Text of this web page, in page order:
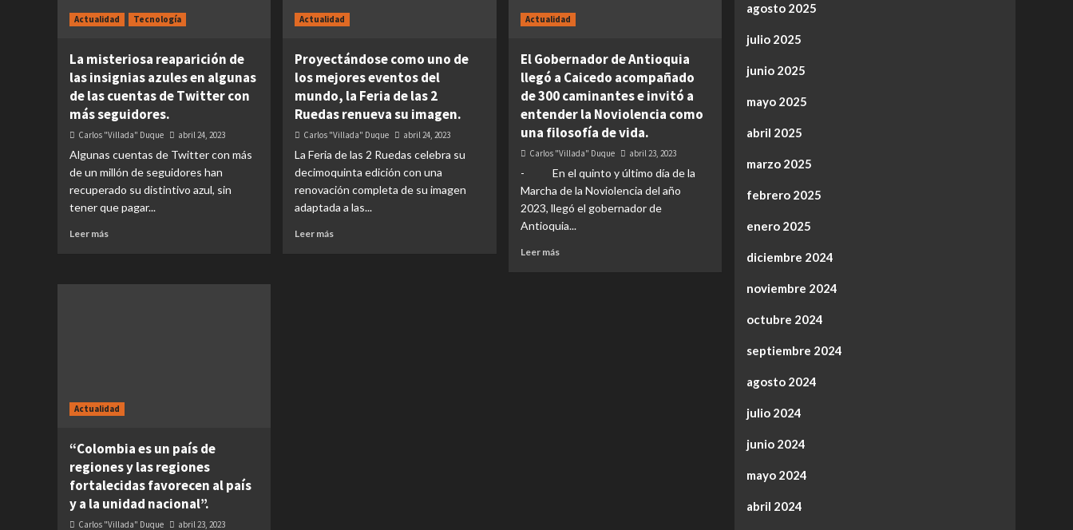
Actualidad Tecnología
La misteriosa reaparición de
las insignias azules en algunas
de las cuentas de Twitter con
más seguidores.
Carlos "Villada" Duque abril 24, 2023
Algunas cuentas de Twitter con más
de un millón de seguidores han
recuperado su distintivo azul, sin
tener que pagar...
Leer más
Actualidad
Proyectándose como uno de
los mejores eventos del
mundo, la Feria de las 2
Ruedas renueva su imagen.
Carlos "Villada" Duque abril 24, 2023
La Feria de las 2 Ruedas celebra su
decimoquinta edición con una
renovación completa de su imagen
adaptada a las...
Leer más
Actualidad
El Gobernador de Antioquia
llegó a Caicedo acompañado
de 300 caminantes e invitó a
entender la Noviolencia como
una filosofía de vida.
Carlos "Villada" Duque abril 23, 2023
- En el quinto y último día de la
Marcha de la Noviolencia del año
2023, llegó el gobernador de
Antioquia...
Leer más
Actualidad
“Colombia es un país de
regiones y las regiones
fortalecidas favorecen al país
y a la unidad nacional”.
Carlos "Villada" Duque abril 23, 2023
agosto 2025
julio 2025
junio 2025
mayo 2025
abril 2025
marzo 2025
febrero 2025
enero 2025
diciembre 2024
noviembre 2024
octubre 2024
septiembre 2024
agosto 2024
julio 2024
junio 2024
mayo 2024
abril 2024